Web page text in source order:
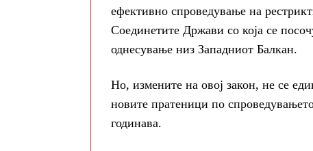
ефективно спроведување на
Соединетите Држави со која се
однесување низ Западниот Балкан.
Но, измените на овој закон, не се
новите пратеници по
годинава.